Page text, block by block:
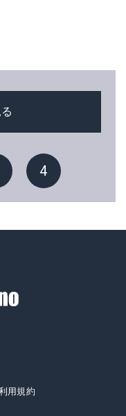
4
用規約